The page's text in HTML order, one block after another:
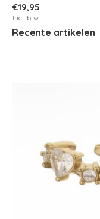
€19,95
Incl. btw
Recente artikelen